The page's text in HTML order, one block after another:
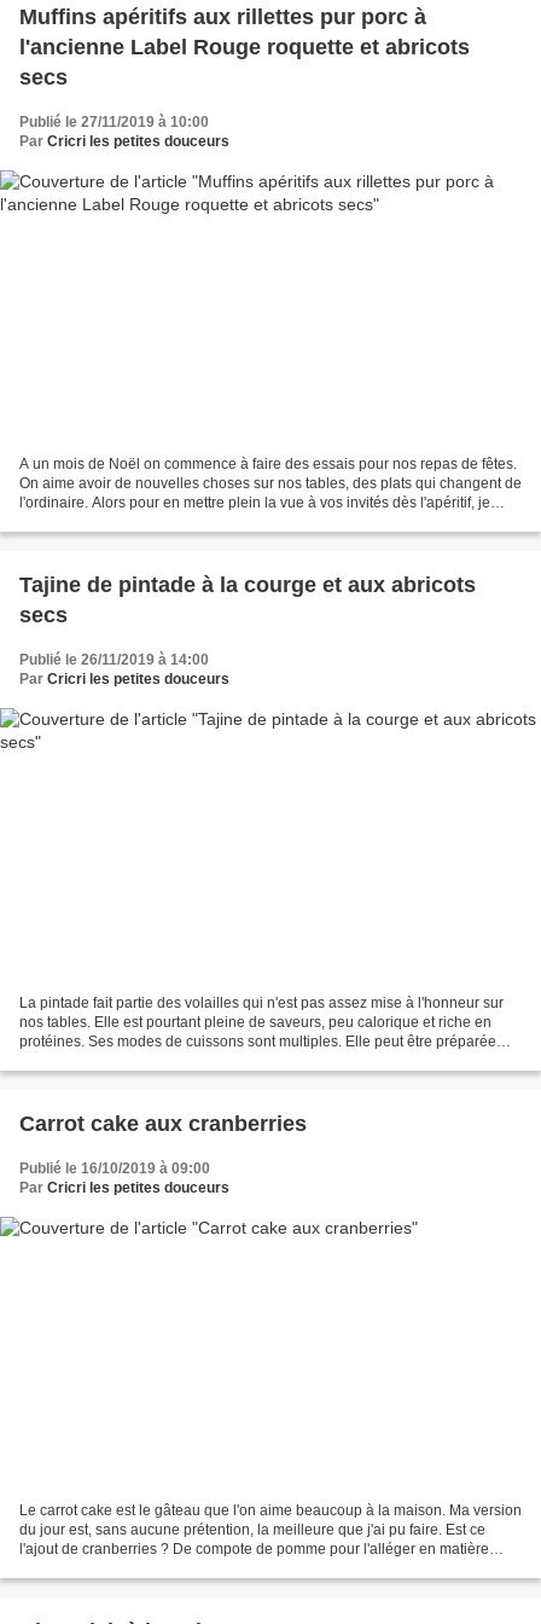
Muffins apéritifs aux rillettes pur porc à
l'ancienne Label Rouge roquette et abricots
secs
Publié le 27/11/2019 à 10:00
Par Cricri les petites douceurs
A un mois de Noël on commence à faire des essais pour nos repas de fêtes.
On aime avoir de nouvelles choses sur nos tables, des plats qui changent de
l'ordinaire. Alors pour en mettre plein la vue à vos invités dès l'apéritif, je
Tajine de pintade à la courge et aux abricots
secs
Publié le 26/11/2019 à 14:00
Par Cricri les petites douceurs
La pintade fait partie des volailles qui n'est pas assez mise à l'honneur sur
nos tables. Elle est pourtant pleine de saveurs, peu calorique et riche en
protéines. Ses modes de cuissons sont multiples. Elle peut être préparée
Carrot cake aux cranberries
Publié le 16/10/2019 à 09:00
Par Cricri les petites douceurs
Le carrot cake est le gâteau que l'on aime beaucoup à la maison. Ma version
du jour est, sans aucune prétention, la meilleure que j'ai pu faire. Est ce
l'ajout de cranberries ? De compote de pomme pour l'alléger en matière